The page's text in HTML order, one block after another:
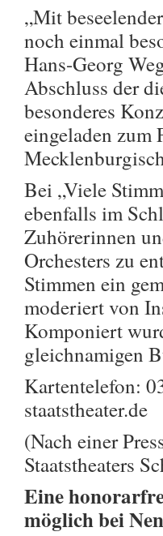
„Mit
noch einmal
Hans-Georg
Abschluss der
besonderes
eingeladen zum
Bei „Viele
ebenfalls im
Zuhörerinnen
Orchesters zu
Stimmen ein
moderiert von
Komponiert
gleichnamigen
Kartentelefon:
staatstheater.de
(Nach einer
Staatstheaters
Eine
möglich bei